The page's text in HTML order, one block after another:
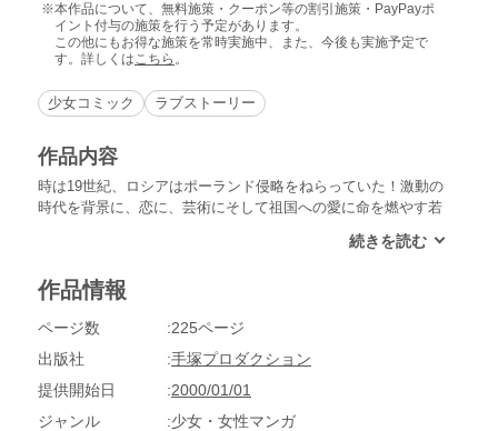
本作品について、無料施策・クーポン等の割引施策・PayPayポ
イント付与の施策を行う予定があります。
この他にもお得な施策を常時実施中、また、今後も実施予定で
す。詳しくはこちら 。
少女コミック ラブストーリー
作品内容
時は19世紀、ロシアはポーランド侵略をねらっていた！激動の
時代を背景に、恋に、芸術にそして祖国への愛に命を燃やす若
の商人」「孔雀貝」「白くじゃくの歌」を収録。
作品情報
ページ数
225ページ
出版社
手塚プロダクション
提供開始日
2000/01/01
ジャンル
少女・女性マンガ